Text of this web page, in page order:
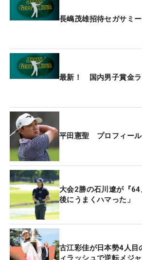
長嶋茂雄招待セガサミ
最新！ 国内男子賞金
平田憲聖 プロフィー
大会2勝の石川遼が『
後にうまくハマった」
古江彩佳が日本勢4人
ィラッシュで逆転メジ